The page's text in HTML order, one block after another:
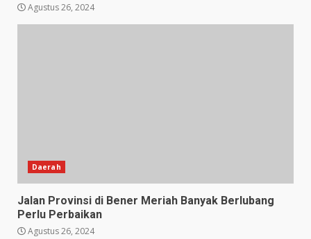
Agustus 26, 2024
Daerah
Jalan Provinsi di Bener Meriah Banyak Berlubang
Perlu Perbaikan
Agustus 26, 2024